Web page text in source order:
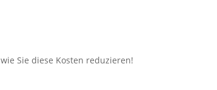
Sie diese Kosten reduzieren!